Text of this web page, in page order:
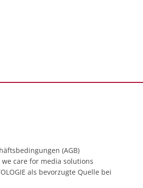
(AGB)
we care for media solutions
als bevorzugte Quelle bei